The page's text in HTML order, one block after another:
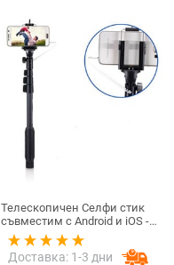
Телескопичен Селфи стик
съвместим с Android и iOS -
Черен
Доставка: 1-3 дни